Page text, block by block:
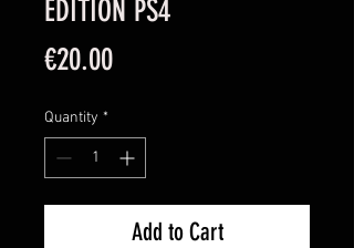
EDITION PS4
€20.00Price
Quantity *
Add to Cart